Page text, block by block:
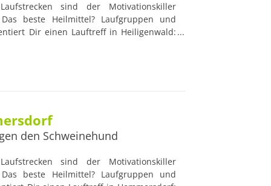
sind der Motivationskiller
beste Heilmittel? Laufgruppen und
Dir einen Lauftreff in Heiligenwald:
werden von professionellen und
den Schweinehund
sind der Motivationskiller
beste Heilmittel? Laufgruppen und